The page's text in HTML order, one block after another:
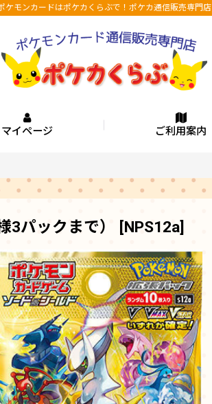
ケモンカードはポケカくらぶで！ポケカ通信販売専門店
マイページ ご利用案内
パックまで） [NPS12a]